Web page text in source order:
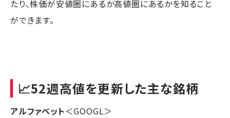
たり、株価が安値圏にあるか高値圏にあるかを知ること
ができます。
📈52週高値を更新した主な銘柄
アルファベット＜GOOGL＞